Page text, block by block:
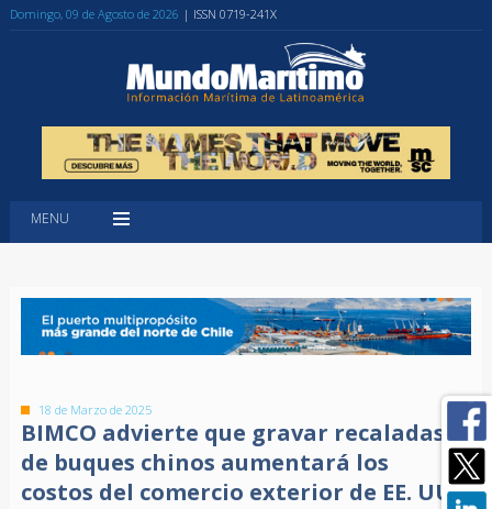
Domingo, 09 de Agosto de 2026 | ISSN 0719-241X
MENU
18 de Marzo de 2025
BIMCO advierte que gravar recaladas
de buques chinos aumentará los
costos del comercio exterior de EE. UU.